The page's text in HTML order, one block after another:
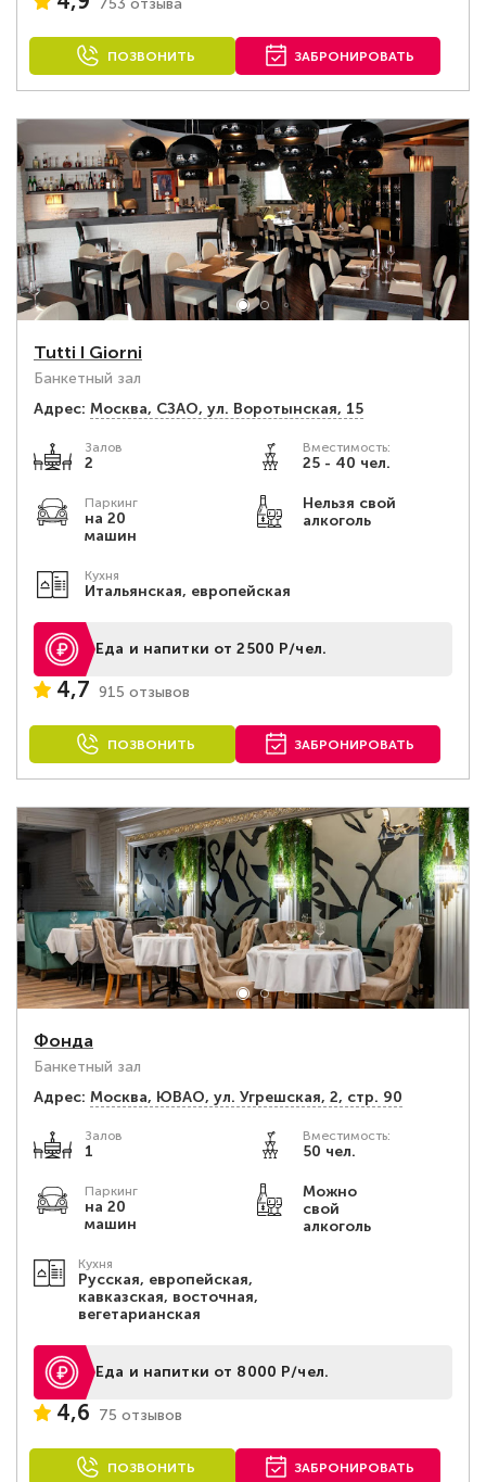
ПОЗВОНИТЬ ЗАБРОНИРОВАТЬ
Tutti I Giorni
Банкетный зал
Адрес: Москва, СЗАО, ул. Воротынская, 15
Залов
2
Вместимость:
25 - 40 чел.
Паркинг
на 20
машин
Нельзя свой
алкоголь
Кухня
Итальянская, европейская
Еда и напитки от 2500 Р/чел.
4,7 915 отзывов
ПОЗВОНИТЬ ЗАБРОНИРОВАТЬ
Фонда
Банкетный зал
Адрес: Москва, ЮВАО, ул. Угрешская, 2, стр. 90
Залов
1
Вместимость:
50 чел.
Паркинг
на 20
машин
Можно
свой
алкоголь
Кухня
Русская, европейская,
кавказская, восточная,
вегетарианская
Еда и напитки от 8000 Р/чел.
4,6 75 отзывов
ПОЗВОНИТЬ ЗАБРОНИРОВАТЬ